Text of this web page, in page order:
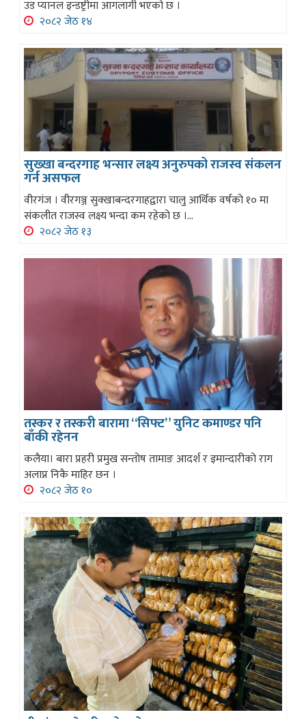
उड प्यानल इन्डष्ट्रीमा आगलागी भएको छ ।
२०८२ जेठ १४
सुख्खा बन्दरगाह भन्सार लक्ष्य अनुरुपको राजस्व संकलन
गर्न असफल
वीरगंज । वीरगञ्ज सुक्खाबन्दरगाहद्वारा चालु आर्थिक वर्षको १० मा
संकलीत राजस्व लक्ष्य भन्दा कम रहेको छ ।...
२०८२ जेठ १३
तस्कर र तस्करी बारामा “सिफ्ट” युनिट कमाण्डर पनि
बाँकी रहेनन
कलैया। बारा प्रहरी प्रमुख सन्तोष तामाङ आदर्श र इमान्दारीको राग
अलाप्न निकै माहिर छन ।
२०८२ जेठ १०